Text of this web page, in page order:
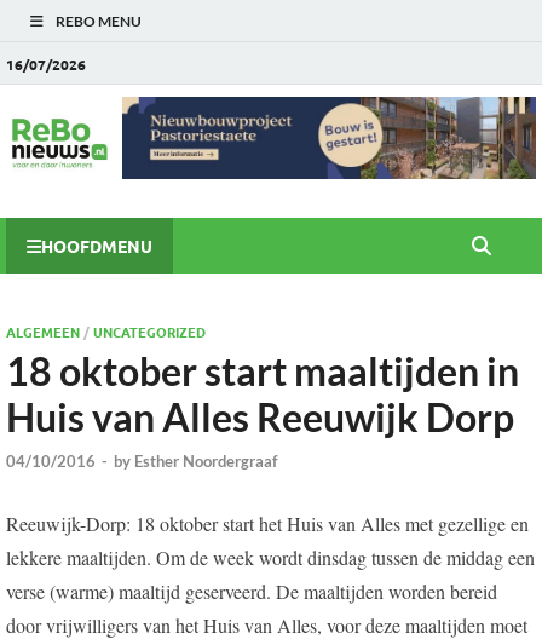
REBO MENU
16/07/2026
HOOFDMENU
ALGEMEEN/UNCATEGORIZED
18 oktober start maaltijden in
Huis van Alles Reeuwijk Dorp
04/10/2016 - by Esther Noordergraaf
Reeuwijk-Dorp: 18 oktober start het Huis van Alles met gezellige en
lekkere maaltijden. Om de week wordt dinsdag tussen de middag een
verse (warme) maaltijd geserveerd. De maaltijden worden bereid
door vrijwilligers van het Huis van Alles, voor deze maaltijden moet